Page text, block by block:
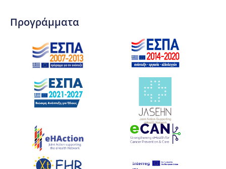
Προγράμματα